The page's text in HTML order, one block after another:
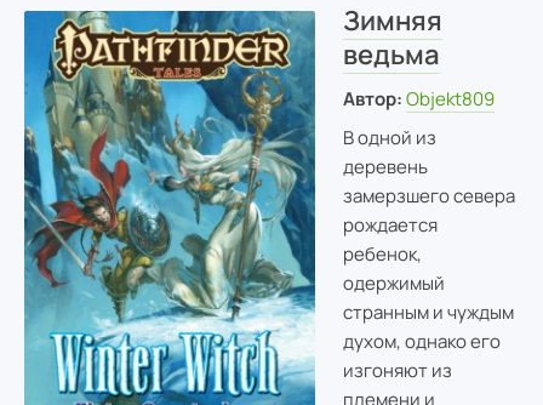
Зимняя
ведьма
Автор: Objekt809
В одной из
деревень
замерзшего севера
рождается
ребенок,
одержимый
странным и чуждым
духом, однако его
изгоняют из
племени и